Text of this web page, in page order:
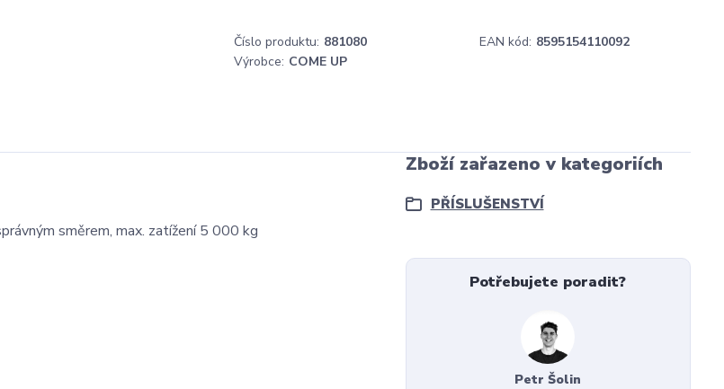
Číslo produktu: 881080 EAN kód: 8595154110092
Výrobce: COME UP
směrem, max. zatížení 5 000 kg
Zboží zařazeno v kategoriích
PŘÍSLUŠENSTVÍ
Potřebujete poradit?
Petr Šolin